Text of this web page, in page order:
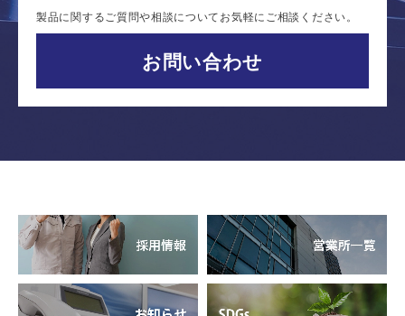
製品に関するご質問や相談についてお気軽にご相談ください。
お問い合わせ